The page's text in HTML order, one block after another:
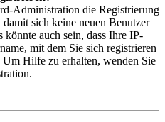
Administration die Registrierung
sich keine neuen Benutzer
könnte auch sein, dass Ihre IP-
mit dem Sie sich registrieren
Hilfe zu erhalten, wenden Sie